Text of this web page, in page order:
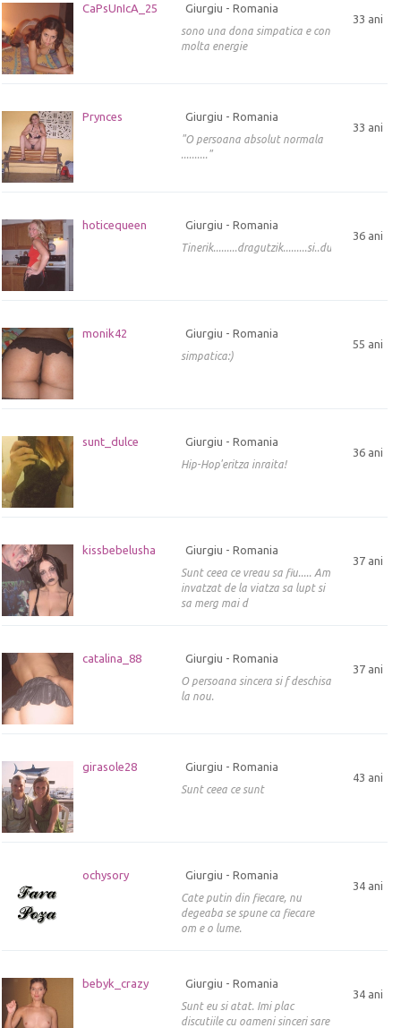
CaPsUnIcA_25
33 ani
Giurgiu - Romania
sono una dona simpatica e con
molta energie
Prynces
33 ani
Giurgiu - Romania
"O persoana absolut normala
.........."
hoticequeen
36 ani
Giurgiu - Romania
Tinerik.........dragutzik.........si..dulcik.......
monik42
55 ani
Giurgiu - Romania
simpatica:)
sunt_dulce
36 ani
Giurgiu - Romania
Hip-Hop'eritza inraita!
kissbebelusha
37 ani
Giurgiu - Romania
Sunt ceea ce vreau sa fiu..... Am
invatzat de la viatza sa lupt si
sa merg mai d
catalina_88
37 ani
Giurgiu - Romania
O persoana sincera si f deschisa
la nou.
girasole28
43 ani
Giurgiu - Romania
Sunt ceea ce sunt
ochysory
34 ani
Giurgiu - Romania
Cate putin din fiecare, nu
degeaba se spune ca fiecare
om e o lume.
bebyk_crazy
34 ani
Giurgiu - Romania
Sunt eu si atat. Imi plac
discutiile cu oameni sinceri sare